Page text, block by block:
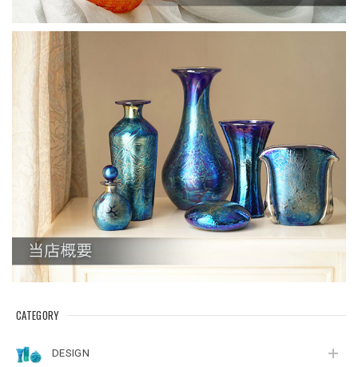
CATEGORY
DESIGN